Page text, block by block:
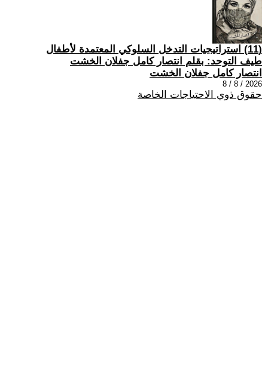
(11) استراتيجيات التدخل السلوكي المعتمدة لأطفال
طيف التوحد: بقلم انتصار كامل جفلان الخشت
انتصار كامل جفلان الخشت
2026 / 8 / 8
حقوق ذوي الاحتياجات الخاصة